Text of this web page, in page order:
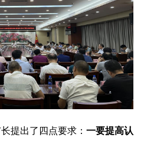
出了四点要求： 一要提高认